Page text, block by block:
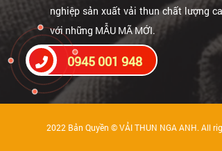
nghiệp sản xuất vải thun chất lượng
với những MẪU MÃ MỚI.
2022 Bản Quyền ©VẢI THUN NGA ANH. All
0945 001 948